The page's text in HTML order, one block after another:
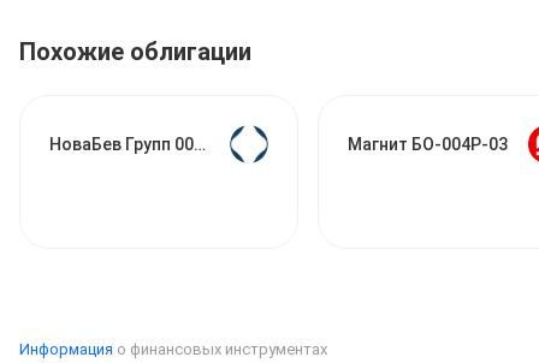
Похожие облигации
НоваБев Групп 003Р-02 Магнит БО-004Р-03
Информация о финансовых инструментах